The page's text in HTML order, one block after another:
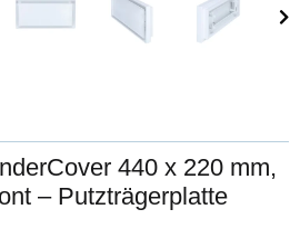
440 x 220 mm,
– Putzträgerplatte